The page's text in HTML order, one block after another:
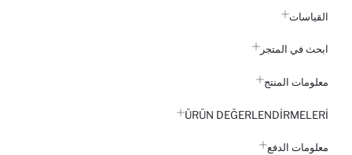
القياسات
ابحث في المتجر
معلومات المنتج
ÜRÜN DEĞERLENDİRMELERİ
معلومات الدفع